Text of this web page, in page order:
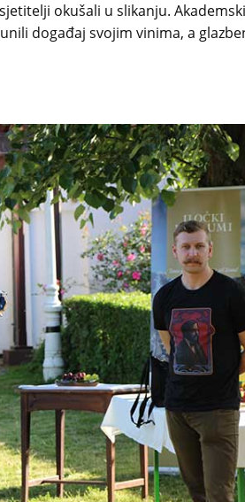
okušali u slikanju.
događaj svojim vinima, a